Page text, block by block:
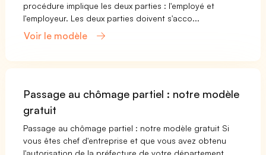
procédure implique les deux parties : l'employé et
l'employeur. Les deux parties doivent s'acco...
Voir le modèle
Passage au chômage partiel : notre modèle
gratuit
Passage au chômage partiel : notre modèle gratuit Si
vous êtes chef d'entreprise et que vous avez obtenu